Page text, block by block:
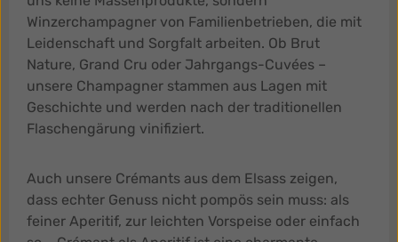
Winzerchampagner von Familienbetrieben, die mit
Leidenschaft und Sorgfalt arbeiten. Ob Brut
Nature, Grand Cru oder Jahrgangs-Cuvées –
unsere Champagner stammen aus Lagen mit
Geschichte und werden nach der traditionellen
Flaschengärung vinifiziert.
Auch unsere Crémants aus dem Elsass zeigen,
dass echter Genuss nicht pompös sein muss: als
feiner Aperitif, zur leichten Vorspeise oder einfach